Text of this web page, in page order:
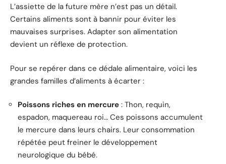
L’assiette de la future mère n’est pas un détail.
Certains aliments sont à bannir pour éviter les
mauvaises surprises. Adapter son alimentation
devient un réflexe de protection.
Pour se repérer dans ce dédale alimentaire, voici les
grandes familles d’aliments à écarter :
Poissons riches en mercure : Thon, requin,
espadon, maquereau roi… Ces poissons accumulent
le mercure dans leurs chairs. Leur consommation
répétée peut freiner le développement
neurologique du bébé.